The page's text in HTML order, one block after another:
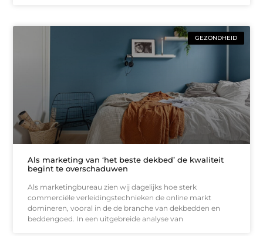
GEZONDHEID
Als marketing van ‘het beste dekbed’ de kwaliteit
begint te overschaduwen
Als marketingbureau zien wij dagelijks hoe sterk
commerciële verleidingstechnieken de online markt
domineren, vooral in de de branche van dekbedden en
beddengoed. In een uitgebreide analyse van